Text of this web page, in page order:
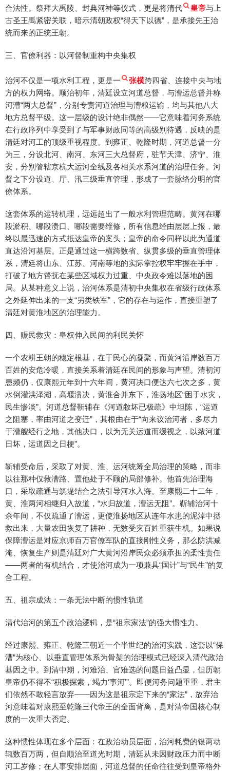
合法性。祭拜大禹陵、封典河神等仪式，更是将清代 皇帝与上
古圣王禹紧密关联，暗示清朝政权“得天下以德”，是承接先王治
统而来的正统王朝。
三、官僚利器：以河督制重构中央集权
治河不仅是一项水利工程，更是一 张横跨四省、连接中央与地
方的权力网络。顺治初年，清廷设立河道总督，与漕运总督并称
河漕“两大总督”，分别专责河道治理与漕粮运输，均与其他八大
地方总督平级。这一层级的设计绝非偶然——它意味着河务系统
在行政序列中享受到了与军事财政同等的高级别待遇，反映的是
清廷对河工的顶级重视程度。到雍正、乾隆时期，河道总督一分
为三，分设北河、南河、东河三大总督府，驻节天津、济宁、淮
安，分别管辖京杭大运河全线及各相关水系河道的治理任务。河
督之下分设道、厅、汛三级垂直管理，形成了一套脉络分明的官
僚体系。
这套体系的运转机理，远远超出了一般水利管理范畴。黄河在哪
段淤积、哪段溃口、哪段需要维修，所有信息经由层层上报，最
终以最迅速的方式抵达皇帝的案头；皇帝的命令同样以此为通道
直达沿河基层。正是通过这一横跨数省、纵贯多级的垂直管理体
系，清廷将山东、江苏、河南等地的实际掌控权牢牢握在手中，
打破了地方督抚在某些区域权力过重、中央政令难以落地的困
局。从某种意义上说，治河体系是清初中央集权在省级行政体系
之外延伸出来的一支“另类铁军”，它的存在与运作，直接重塑了
清廷对黄淮地区的治理能力。
四、赈民救灾：皇权伸入民间的利民关怀
一个农耕王朝的稳定根基，在于民心的凝聚，而黄河沿岸数百万
百姓的安危冷暖，直接关系着清廷在民间的形象与声望。清初河
患频仍，仅康熙元年到十六年间，黄河决口便达六七次之多，黄
水倒灌洪泽湖，高堰溃决，黄淮合并东下，淮扬地区“困于水灾，
民生惨淡”。河道总督靳辅在《河道敝坏已极疏》中坦陈，“运道
之阻塞，率由河道之变迁”，其根由在于“向来议治河者，多尽力
于漕艘经行之地，其他决口，以为无关运道而缓视之，以致河道
日坏，运道因之日梗”。
靳辅受命后，采取了对黄、淮、运河统筹全局治理的策略，而非
以往那种仅救漕路、置他处于不顾的局部修补。他首先治理海
口，采取疏通与筑堤结合之法引导河水入海。至康熙二十二年，
黄、淮两河相继归入故道，“水归故道，漕运无阻”。靳辅治河十
余年间，不仅疏通了漕运，更使淮扬地区从连年水患的泥淖中拯
救出来，大量农田恢复了耕种，无数受灾百姓重获生机。如果说
保障漕运是对应京师百万官僚军队的直接刚性义务，那么防洪减
淹、恢复生产则是清廷对广大黄河沿岸民众必须承担的柔性责任
——两者的有机结合，才使治河成为一项兼具“国计”与“民生”的复
合工程。
五、祖宗成法：一条无法中断的惯性轨道
清代治河的第五个政治逻辑，是“祖宗家法”的强大惯性力。
经过康熙、雍正、乾隆三朝近一个半世纪的治河实践，这套以“保
漕”为核心、以垂直管理体系为骨架的治理模式已经深入清代政治
基因之中。到清中期，河难治、官难选的问题日益凸显，但历朝
皇帝仍不得不“积极探索，竭力‘事河’”。即便河务问题重重，君主
们依然不敢轻言放弃——因为这是祖宗定下来的“家法”，放弃治
河意味着对康熙至乾隆三代帝王的全面背离，是对清帝国核心制
度的一次重大否定。
这种惯性体现在多个层面：在政治动员层面，治河耗费的银两动
辄数百万两，但自顺治至道光时期，清廷从未因财政压力而中断
河工岁修；在人事安排层面，河道总督的任命往往受到皇帝格外